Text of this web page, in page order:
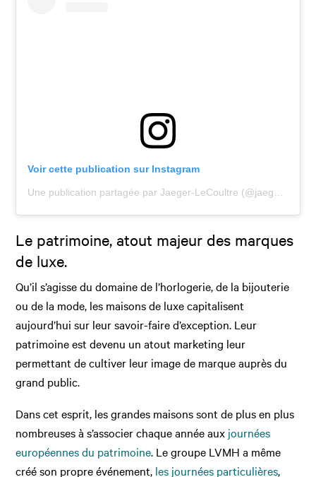
Voir cette publication sur Instagram
Une publication partagée par Jaeger-LeCoultre (@jaegerlecoultre)
Le patrimoine, atout majeur des marques
de luxe.
Qu’il s’agisse du domaine de l’horlogerie, de la bijouterie
ou de la mode, les maisons de luxe capitalisent
aujourd’hui sur leur savoir-faire d’exception. Leur
patrimoine est devenu un atout marketing leur
permettant de cultiver leur image de marque auprès du
grand public.
Dans cet esprit, les grandes maisons sont de plus en plus
nombreuses à s’associer chaque année aux journées
européennes du patrimoine. Le groupe LVMH a même
créé son propre événement, les journées particulières,